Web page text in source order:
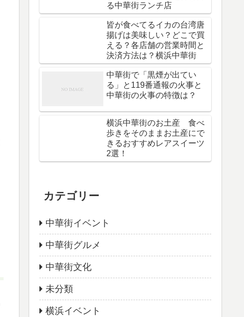
る中華街ランチ店
皆が食べてるイカの台湾唐
揚げは美味しい？どこで買
える？各店舗の営業時間と
決済方法は？横浜中華街
中華街で「黒煙が出てい
る」と119番通報の火事と
中華街の火事の特徴は？
横浜中華街のお土産 食べ
歩きをそのままお土産にで
きるおすすめレアスイーツ
2選！
カテゴリー
中華街イベント
中華街グルメ
中華街文化
未分類
横浜イベント